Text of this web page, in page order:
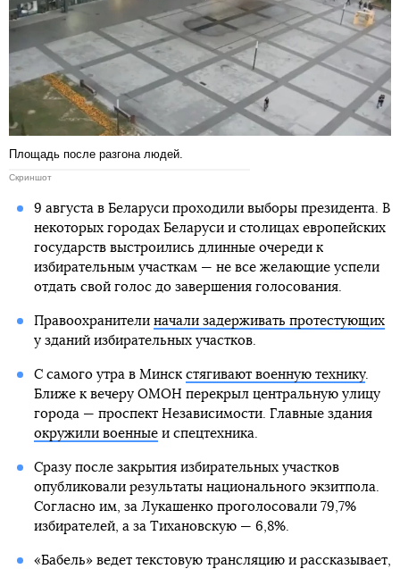
Площадь после разгона людей.
Скриншот
9 августа в Беларуси проходили выборы президента. В
некоторых городах Беларуси и столицах европейских
государств выстроились длинные очереди к
избирательным участкам — не все желающие успели
отдать свой голос до завершения голосования.
Правоохранители начали задерживать протестующих
у зданий избирательных участков.
С самого утра в Минск стягивают военную технику.
Ближе к вечеру ОМОН перекрыл центральную улицу
города — проспект Независимости. Главные здания
окружили военныеи спецтехника.
Сразу после закрытия избирательных участков
опубликовали результаты национального экзитпола.
Согласно им, за Лукашенко проголосовали 79,7%
избирателей, а за Тихановскую — 6,8%.
«Бабель» ведет текстовую трансляцию и рассказывает,